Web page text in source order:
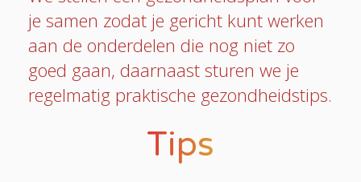
je samen zodat je gericht kunt werken
aan de onderdelen die nog niet zo
goed gaan, daarnaast sturen we je
regelmatig praktische gezondheidstips.
Tips